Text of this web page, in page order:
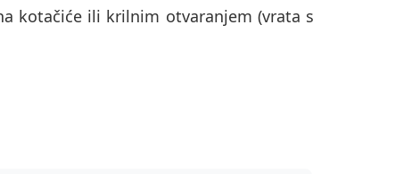
kotačiće ili krilnim otvaranjem (vrata s